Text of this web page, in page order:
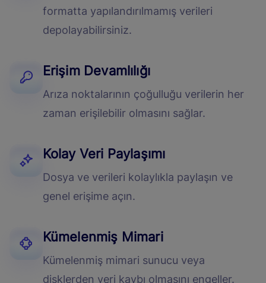
formatta yapılandırılmamış verileri
depolayabilirsiniz.
Erişim Devamlılığı
Arıza noktalarının çoğulluğu verilerin her
zaman erişilebilir olmasını sağlar.
Kolay Veri Paylaşımı
Dosya ve verileri kolaylıkla paylaşın ve
genel erişime açın.
Kümelenmiş Mimari
Kümelenmiş mimari sunucu veya
disklerden veri kaybı olmasını engeller.